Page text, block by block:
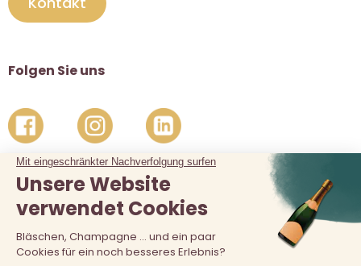
Folgen Sie uns